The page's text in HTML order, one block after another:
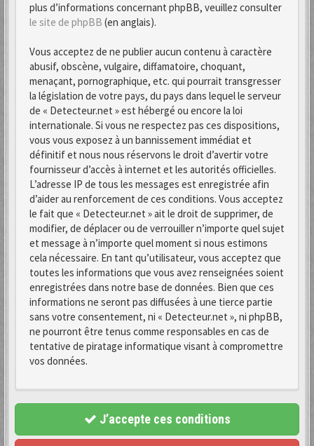
plus d’informations concernant phpBB, veuillez consulter
le site de phpBB (en anglais).
Vous acceptez de ne publier aucun contenu à caractère
abusif, obscène, vulgaire, diffamatoire, choquant,
menaçant, pornographique, etc. qui pourrait transgresser
la législation de votre pays, du pays dans lequel le serveur
de « Detecteur.net » est hébergé ou encore la loi
internationale. Si vous ne respectez pas ces dispositions,
vous vous exposez à un bannissement immédiat et
définitif et nous nous réservons le droit d’avertir votre
fournisseur d’accès à internet et les autorités officielles.
L’adresse IP de tous les messages est enregistrée afin
d’aider au renforcement de ces conditions. Vous acceptez
le fait que « Detecteur.net » ait le droit de supprimer, de
modifier, de déplacer ou de verrouiller n’importe quel sujet
et message à n’importe quel moment si nous estimons
cela nécessaire. En tant qu’utilisateur, vous acceptez que
toutes les informations que vous avez renseignées soient
enregistrées dans notre base de données. Bien que ces
informations ne seront pas diffusées à une tierce partie
sans votre consentement, ni « Detecteur.net », ni phpBB,
ne pourront être tenus comme responsables en cas de
tentative de piratage informatique visant à compromettre
vos données.
J’accepte ces conditions